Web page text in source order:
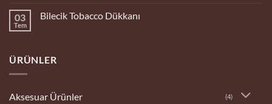
Tobacco
03
Tem
Bilecik Tobacco Dükkanı
Dükkanı
ÜRÜNLER
Aksesuar Ürünler (4)